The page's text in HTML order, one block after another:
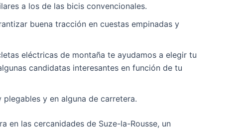
a los de las bicis convencionales.
buena tracción en cuestas empinadas y
eléctricas de montaña te ayudamos a elegir tu
candidatas interesantes en función de tu
y en alguna de carretera.
en las cercanidades de Suze-la-Rousse, un